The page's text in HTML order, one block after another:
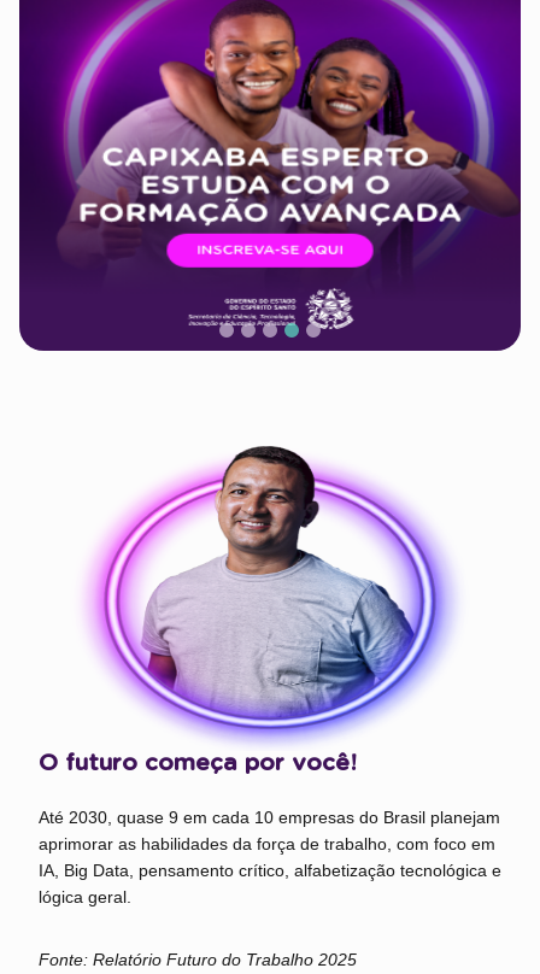
O futuro começa por você!
Até 2030, quase 9 em cada 10 empresas do Brasil planejam
aprimorar as habilidades da força de trabalho, com foco em
IA, Big Data, pensamento crítico, alfabetização tecnológica e
lógica geral.
Fonte: Relatório Futuro do Trabalho 2025